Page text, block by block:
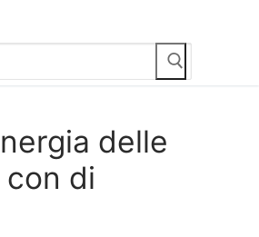
delle
di